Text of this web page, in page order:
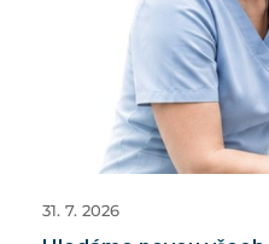
31. 7. 2026